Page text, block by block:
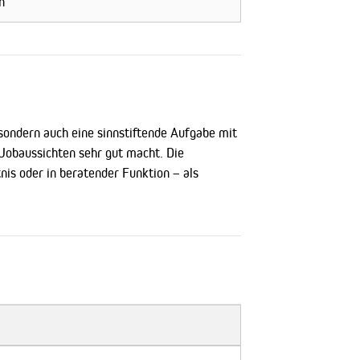
auch eine sinnstiftende Aufgabe mit
sehr gut macht. Die
oder in beratender Funktion – als